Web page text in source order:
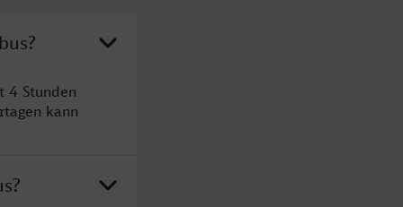
4 Stunden
kann